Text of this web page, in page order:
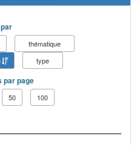
thématique
type
par page
50 100